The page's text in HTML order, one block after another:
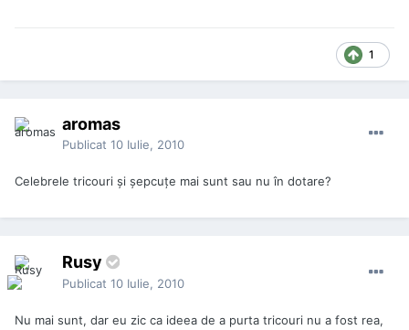
1
aromas
Publicat 10 Iulie, 2010
Celebrele tricouri şi şepcuţe mai sunt sau nu în dotare?
Rusy
Publicat 10 Iulie, 2010
Nu mai sunt, dar eu zic ca ideea de a purta tricouri nu a fost rea,